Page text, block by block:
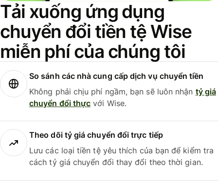
Tải xuống ứng dụng
chuyển đổi tiền tệ Wise
miễn phí của chúng tôi
So sánh các nhà cung cấp dịch vụ chuyển tiền
Không phải chịu phí ngầm, bạn sẽ luôn nhận tỷ giá
chuyển đổi thực với Wise.
Theo dõi tỷ giá chuyển đổi trực tiếp
Lưu các loại tiền tệ yêu thích của bạn để kiểm tra
cách tỷ giá chuyển đổi thay đổi theo thời gian.